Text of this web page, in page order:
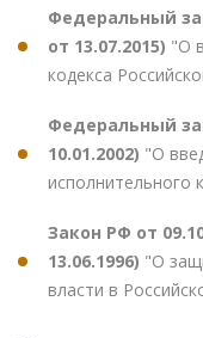
Федеральный
от 13.07.2015) "О
кодекса
Федеральный
10.01.2002) "О
исполнительного
Закон РФ от
13.06.1996) "О
власти в